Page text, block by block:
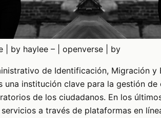
| by haylee – | openverse | by
de Identificación, Migración y
una institución clave para la gestión
de los ciudadanos. En los
a través de plataformas en